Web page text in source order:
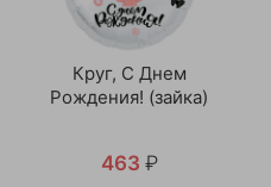
Круг, С Днем
Рождения! (зайка)
463 ₽